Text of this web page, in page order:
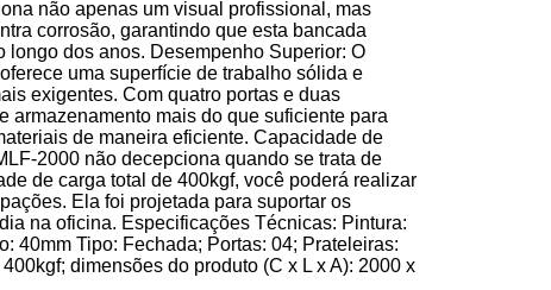
não apenas um visual profissional, mas
corrosão, garantindo que esta bancada
longo dos anos. Desempenho Superior: O
uma superfície de trabalho sólida e
exigentes. Com quatro portas e duas
armazenamento mais do que suficiente para
de maneira eficiente. Capacidade de
2000 não decepciona quando se trata de
de carga total de 400kgf, você poderá realizar
Ela foi projetada para suportar os
na oficina. Especificações Técnicas: Pintura:
40mm Tipo: Fechada; Portas: 04; Prateleiras:
dimensões do produto (C x L x A): 2000 x